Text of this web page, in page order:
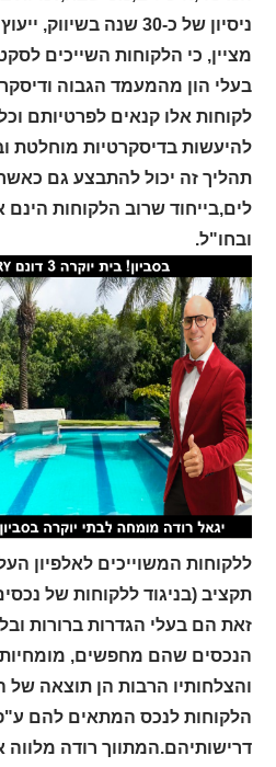
ניסיון של כ-30 שנה
מציין, כי הלקוחות השייכים
בעלי הון מהמעמד הגבוה
לקוחות אלו קנאים לפרטיותם
להיעשות בדיסקרטיות מוחלטת
תהליך זה יכול להתבצע גם
לים,בייחוד שרוב הלקוחות
ובחו"ל.
ללקוחות המשוייכים לאלפיון
תקציב (בניגוד ללקוחות של
זאת הם בעלי הגדרות ברורות
הנכסים שהם מחפשים,
והצלחותיו הרבות הן תוצאה
הלקוחות לנכס המתאים להם
דרישותיהם.המתווך רודה מלווה